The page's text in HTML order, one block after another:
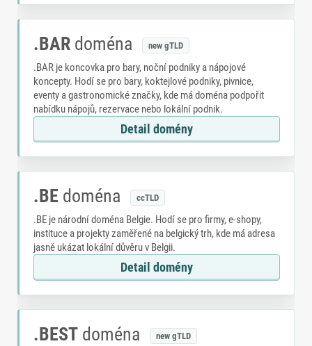
.BAR doména new gTLD
.BAR je koncovka pro bary, noční podniky a nápojové
koncepty. Hodí se pro bary, koktejlové podniky, pivnice,
eventy a gastronomické značky, kde má doména podpořit
nabídku nápojů, rezervace nebo lokální podnik.
Detail domény
.BE doména ccTLD
.BE je národní doména Belgie. Hodí se pro firmy, e-shopy,
instituce a projekty zaměřené na belgický trh, kde má adresa
jasně ukázat lokální důvěru v Belgii.
Detail domény
.BEST doména new gTLD